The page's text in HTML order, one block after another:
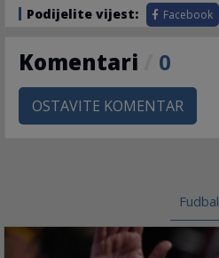
Podijelite vijest: Facebook
Komentari 0
OSTAVITE KOMENTAR
Fudbal